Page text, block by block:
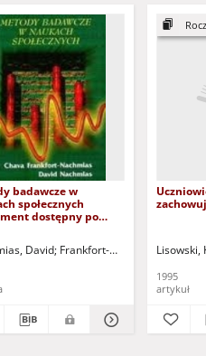
badawcze w
społecznych
dostępny po
David Frankfort-Nachmias, Chava
Lisowski,
1995
artykuł